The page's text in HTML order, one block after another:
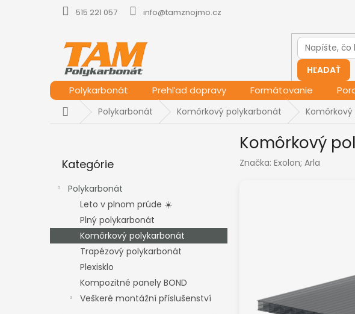
515 221 057 info@tamznojmo.cz
HĽADAŤ
Polykarbonát Prehľad dopravy Formátovanie
DomovPolykarbonát Komôrkový polykarbonát
kategórie
Kategórie
Polykarbonát
Leto v plnom prúde ☀️
Plný polykarbonát
Komôrkový polykarbonát
Trapézový polykarbonát
Plexisklo
Kompozitné panely BOND
Veškeré montážní příslušenství
Komôrkový
Značka: Exolon; Arla